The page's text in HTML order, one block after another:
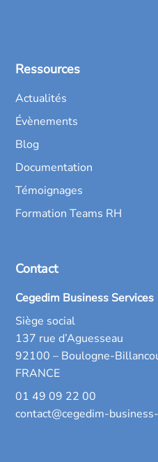
Ressources
Actualités
Évènements
Blog
Documentation
Témoignages
Formation Teams RH
Contact
Cegedim Business Services
Siège social
137 rue d’Aguesseau
92100 – Boulogne-
FRANCE
01 49 09 22 00
contact@cegedim-